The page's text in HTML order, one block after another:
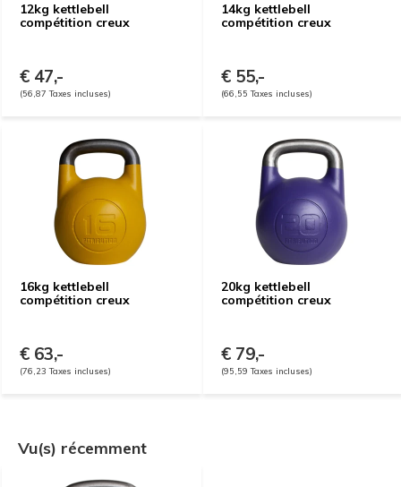
12kg kettlebell
compétition creux
€ 47,-
(56,87 Taxes incluses)
14kg kettlebell
compétition creux
€ 55,-
(66,55 Taxes incluses)
16kg kettlebell
compétition creux
€ 63,-
(76,23 Taxes incluses)
20kg kettlebell
compétition creux
€ 79,-
(95,59 Taxes incluses)
Vu(s) récemment